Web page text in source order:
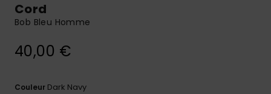
à votre
Cord
Bob Bleu Homme
40,00 €
Couleur Dark Navy